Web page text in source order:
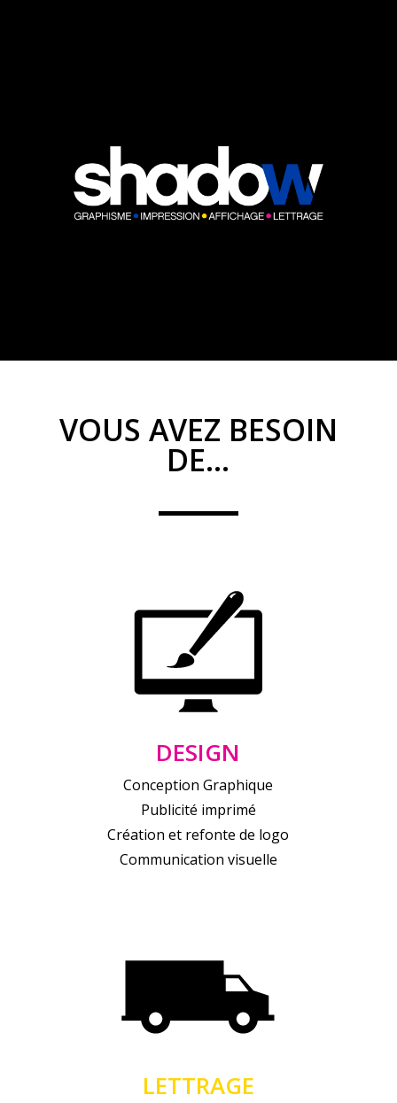
VOUS AVEZ BESOIN
DE…
DESIGN
Conception Graphique
Publicité imprimé
Création et refonte de logo
Communication visuelle
LETTRAGE